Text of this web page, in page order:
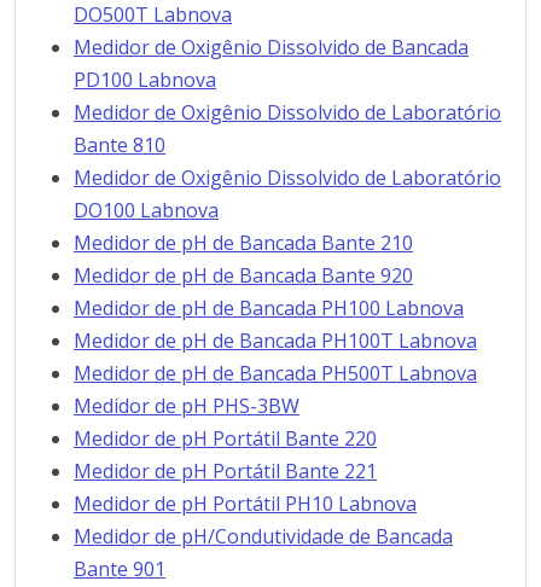
DO500T Labnova
Medidor de Oxigênio Dissolvido de Bancada
PD100 Labnova
Medidor de Oxigênio Dissolvido de Laboratório
Bante 810
Medidor de Oxigênio Dissolvido de Laboratório
DO100 Labnova
Medidor de pH de Bancada Bante 210
Medidor de pH de Bancada Bante 920
Medidor de pH de Bancada PH100 Labnova
Medidor de pH de Bancada PH100T Labnova
Medidor de pH de Bancada PH500T Labnova
Medidor de pH PHS-3BW
Medidor de pH Portátil Bante 220
Medidor de pH Portátil Bante 221
Medidor de pH Portátil PH10 Labnova
Medidor de pH/Condutividade de Bancada
Bante 901